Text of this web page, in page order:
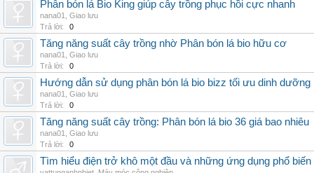
Phân bón lá Bio King giúp cây trồng phục hồi cực nhanh
nana01
Giao lưu
Trả lời:
0
Tăng năng suất cây trồng nhờ Phân bón lá bio hữu cơ
nana01
Giao lưu
Trả lời:
0
Hướng dẫn sử dụng phân bón lá bio bizz tối ưu dinh dưỡng
nana01
Giao lưu
Trả lời:
0
Tăng năng suất cây trồng: Phân bón lá bio 36 giá bao nhiêu
nana01
Giao lưu
Trả lời:
0
Tìm hiểu điện trở khô một đầu và những ứng dụng phổ